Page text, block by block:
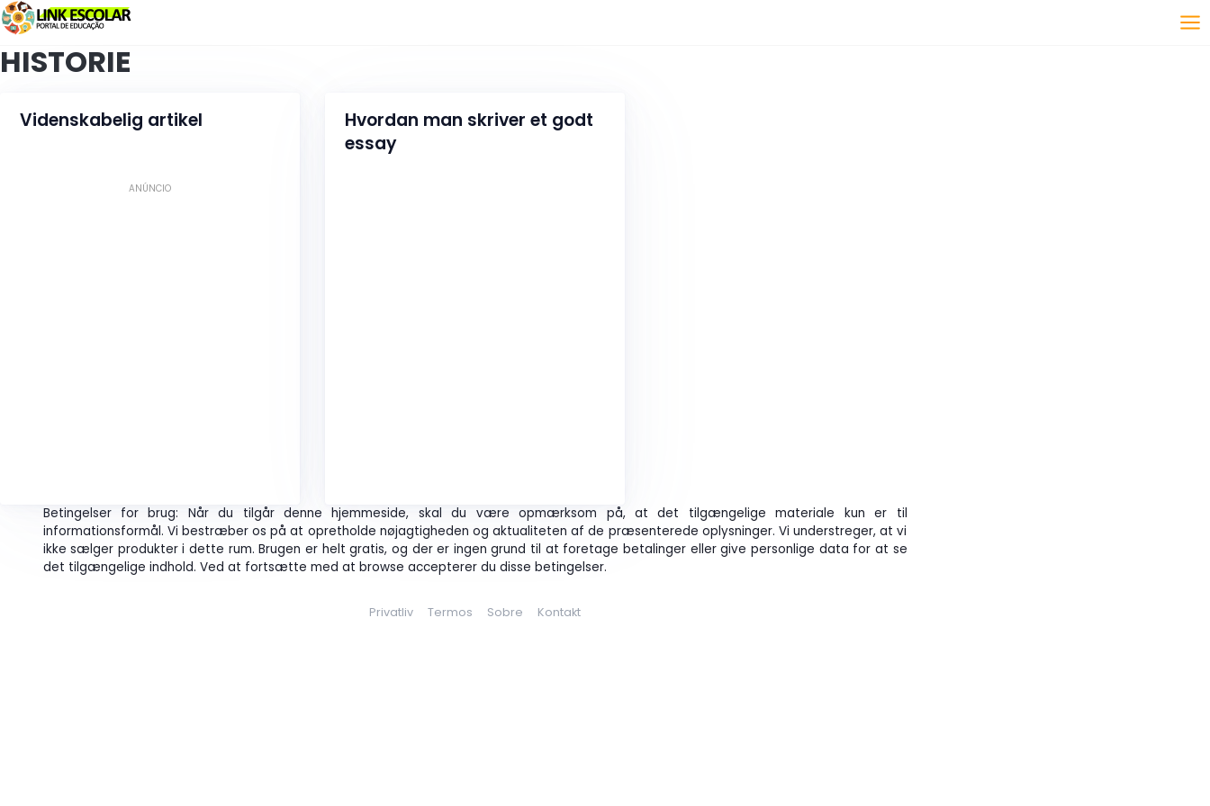
Link
HISTORIE
Videnskabelig artikel
ANÚNCIO
Hvordan man skriver et godt
essay
Betingelser for brug: Når du tilgår denne hjemmeside, skal du være opmærksom på, at det tilgængelige materiale kun er til
informationsformål. Vi bestræber os på at opretholde nøjagtigheden og aktualiteten af de præsenterede oplysninger. Vi understreger, at vi
ikke sælger produkter i dette rum. Brugen er helt gratis, og der er ingen grund til at foretage betalinger eller give personlige data for at se
det tilgængelige indhold. Ved at fortsætte med at browse accepterer du disse betingelser.
Privatliv Termos Sobre Kontakt